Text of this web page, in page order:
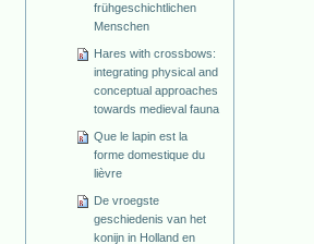
frühgeschichtlichen
Menschen
Hares with crossbows:
integrating physical and
conceptual approaches
towards medieval fauna
Que le lapin est la
forme domestique du
lièvre
De vroegste
geschiedenis van het
konijn in Holland en